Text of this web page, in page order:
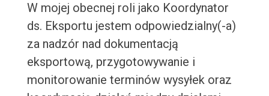
W mojej obecnej roli jako Koordynator
ds. Eksportu jestem odpowiedzialny(-a)
za nadzór nad dokumentacją
eksportową, przygotowywanie i
monitorowanie terminów wysyłek oraz